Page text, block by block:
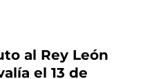
al Rey León
el 13 de